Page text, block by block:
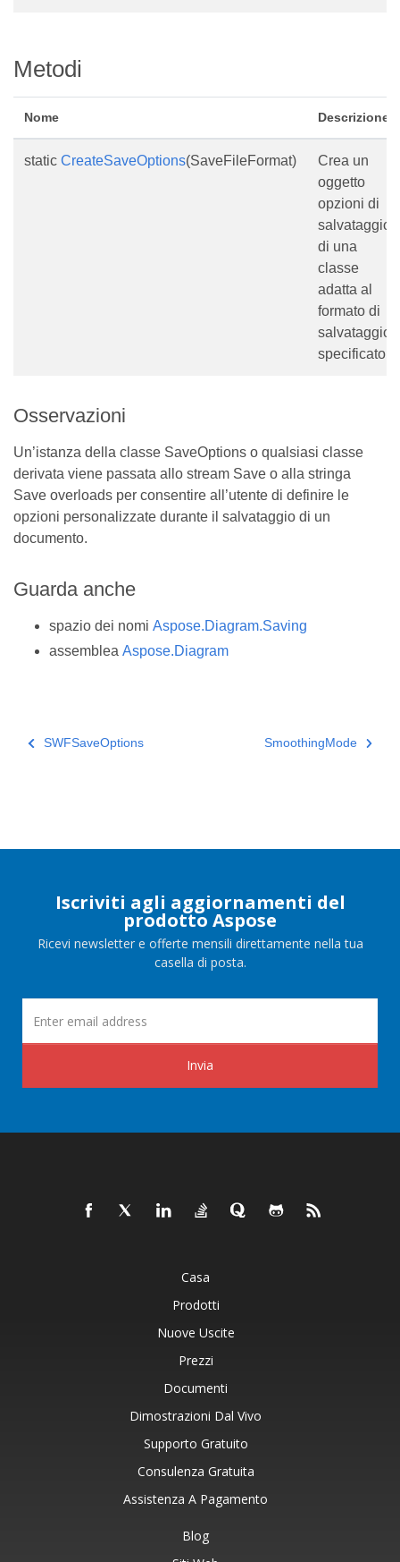
Metodi
Nome Descrizione
static CreateSaveOptions(SaveFileFormat)
Crea un
oggetto
opzioni di
salvataggio
di una
classe
adatta al
formato di
salvataggio
specificato.
Osservazioni
Un’istanza della classe SaveOptions o qualsiasi classe
derivata viene passata allo stream Save o alla stringa
Save overloads per consentire all’utente di definire le
opzioni personalizzate durante il salvataggio di un
documento.
Guarda anche
spazio dei nomi Aspose.Diagram.Saving
assemblea Aspose.Diagram
SWFSaveOptions SmoothingMode
Iscriviti agli aggiornamenti del
prodotto Aspose
Ricevi newsletter e offerte mensili direttamente nella tua
casella di posta.
Invia
Casa
Prodotti
Nuove Uscite
Prezzi
Documenti
Dimostrazioni Dal Vivo
Supporto Gratuito
Consulenza Gratuita
Assistenza A Pagamento
Blog